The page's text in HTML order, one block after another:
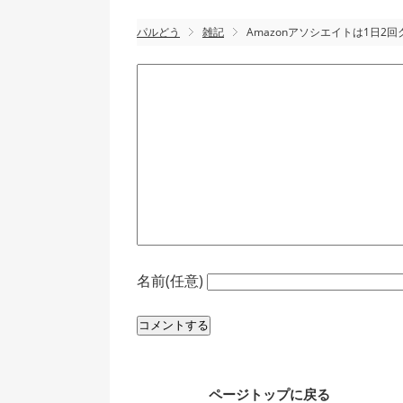
パルどう 雑記 Amazonアソシエイトは1日2回
名前(任意)
ページトップに戻る